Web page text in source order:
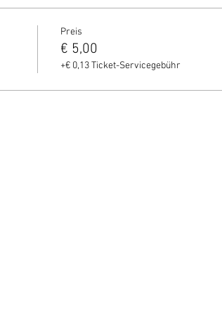
Preis
€ 5,00
+€ 0,13 Ticket-Servicegebühr